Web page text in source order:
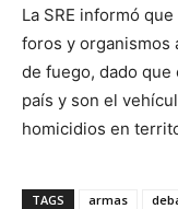
La SRE informó
foros y organismos
de fuego, dado
país y son el
homicidios en
TAGS armas